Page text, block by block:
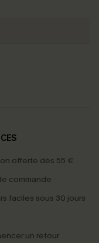
offerte dès 55 €
commande
faciles sous 30 jours
un retour